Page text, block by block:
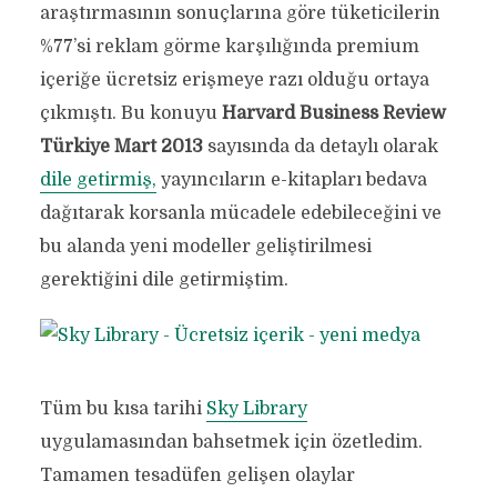
araştırmasının sonuçlarına göre tüketicilerin
%77’si reklam görme karşılığında premium
içeriğe ücretsiz erişmeye razı olduğu ortaya
çıkmıştı. Bu konuyu Harvard Business Review
Türkiye Mart 2013sayısında da detaylı olarak
dile getirmiş, yayıncıların e-kitapları bedava
dağıtarak korsanla mücadele edebileceğini ve
bu alanda yeni modeller geliştirilmesi
gerektiğini dile getirmiştim.
Tüm bu kısa tarihi Sky Library
uygulamasından bahsetmek için özetledim.
Tamamen tesadüfen gelişen olaylar